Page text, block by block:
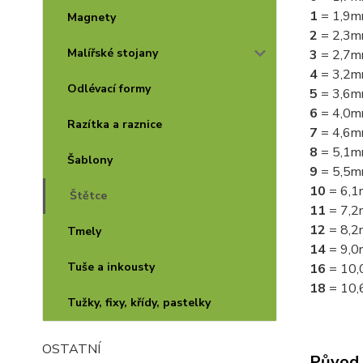
Magnety
Malířské stojany
Odlévací formy
Razítka a raznice
Šablony
Štětce
Tmely
Tuše a inkousty
Tužky, fixy, křídy, pastelky
OSTATNÍ
1 =
2 =
3 =
4=
5 =
6 =
7 =
8 =
9 =
10 =
11 =
12 =
14=
16 =
18 =